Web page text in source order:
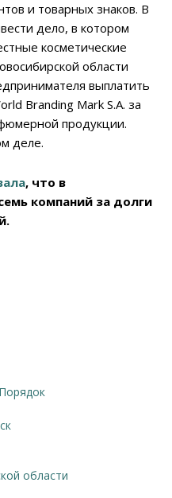
и товарных знаков. В
дело, в котором
косметические
области
выплатить
Branding Mark S.A. за
продукции.
деле.
, что в
компаний за долги
области